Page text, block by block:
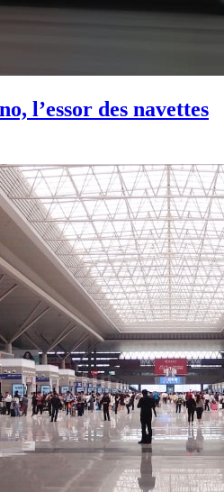
l’essor des navettes